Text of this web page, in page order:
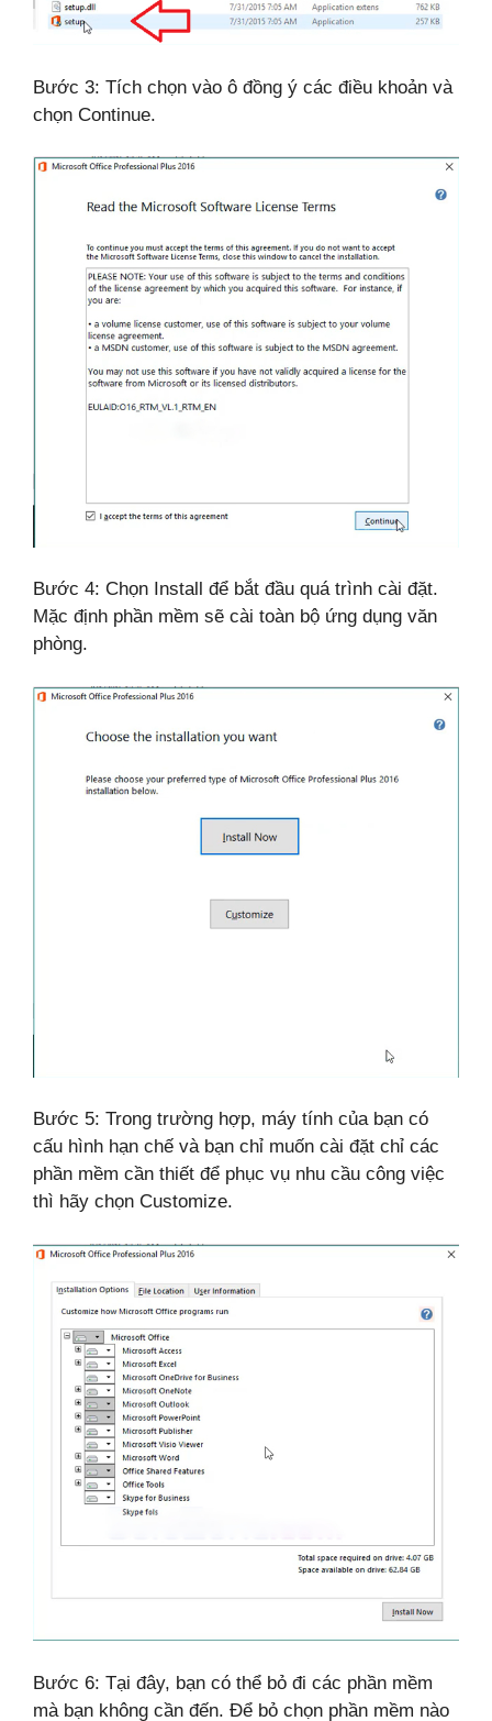
Bước 3: Tích chọn vào ô đồng ý các điều khoản và
chọn Continue.
Bước 4: Chọn Install để bắt đầu quá trình cài đặt.
Mặc định phần mềm sẽ cài toàn bộ ứng dụng văn
phòng.
Bước 5: Trong trường hợp, máy tính của bạn có
cấu hình hạn chế và bạn chỉ muốn cài đặt chỉ các
phần mềm cần thiết để phục vụ nhu cầu công việc
thì hãy chọn Customize.
Bước 6: Tại đây, bạn có thể bỏ đi các phần mềm
mà bạn không cần đến. Để bỏ chọn phần mềm nào